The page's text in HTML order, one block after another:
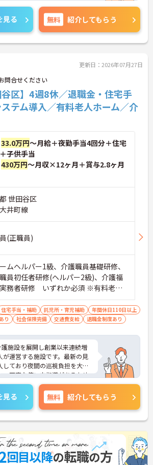
タイム、さらには管理者へのス
ライフステージに合わせた働き
タイルを大切にできる環境で
度です。日々の頑張りやチーム
反映される非常にやりがいの
ます。また、毎朝の情報共有ミ
スタッフ同士の連携が強化され
数7.2年という高い定着率を実現
るなど教育体制も充実している
マネジャーや管理職への着実
待できます。定年65歳・再雇
用制度も完備されており、髪色
といったご自身らしさを大切に
末永くご活躍いただけます。
の評価に応じて賞与とは別に支
度があり、日々の頑張りが直接
ます。
やチームへの貢献度が公正に評
り、高いモチベーションを維持
で情報共有を徹底し、職種の
朝お客様の体調や業務連絡を丁
、チーム全体でスムーズに連携
れています。
相談してフォローし合える風通
ており、平均勤続年数7.2年とい
がっています。
た安心の体制のもと、専門的な
環境です】
スタッフが常駐し、医療機関と
、緊急時にも落ち着いて対応で
研修や講習は勤務時間内で受講
ライベートの負担を抑えなが
められます。
17日や自由な身だしなみ規定
なく続けられます】
加えて年間17日のリフレッシ
ため、しっかりと休息を取りな
ハリをつけて働けます。
が原則自由となっており、定年
での継続雇用制度のもとで、ご
ちながら末永く活躍できます。
見る 無料 紹介してもらう
更新日：2026年07月27日
合せください
谷区】4週8休／退職金・住宅手
テム導入／有料老人ホーム／介
33.0万円～月給＋夜勤手当4回分＋住宅
子供手当
430万円～月収×12ヶ月＋賞与2.8ヶ月
世田谷区
井町線
(正職員)
ムヘルパー1級、介護職員基礎研修、
員初任者研修(ヘルパー2級)、介護福
務者研修 いずれか必須 ※有料老人
経験者歓迎
住宅手当・補助 託児所・育児補助
年間休日110日以上
り 社会保険完備 交通費支給 退職金制度あり
施設を展開し創業以来連続増
が運営する施設です。最新の見
しており夜間の巡視負担を大き
、丁寧な使い方指導があるため
られます。月平均残業10時間程
手当、1食300円の食事補助など
生が大変充実しています。『ハ
の認証も取得しており、資格取
制度を通じて着実なキャリアア
有資格者の方がそのスキルを存
の生活も大切にしながら長期的
めの環境です。
見る 無料 紹介してもらう